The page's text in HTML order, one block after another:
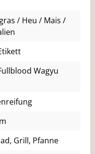
/ Heu / Mais /
Wagyu
Grill, Pfanne